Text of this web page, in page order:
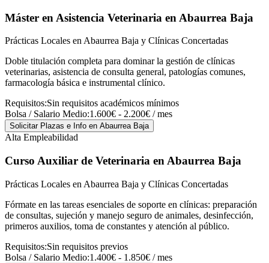
Máster en Asistencia Veterinaria en Abaurrea Baja
Prácticas Locales en Abaurrea Baja y Clínicas Concertadas
Doble titulación completa para dominar la gestión de clínicas
veterinarias, asistencia de consulta general, patologías comunes,
farmacología básica e instrumental clínico.
Requisitos:Sin requisitos académicos mínimos
Bolsa / Salario Medio:1.600€ - 2.200€ / mes
Solicitar Plazas e Info en Abaurrea Baja
Alta Empleabilidad
Curso Auxiliar de Veterinaria en Abaurrea Baja
Prácticas Locales en Abaurrea Baja y Clínicas Concertadas
Fórmate en las tareas esenciales de soporte en clínicas: preparación
de consultas, sujeción y manejo seguro de animales, desinfección,
primeros auxilios, toma de constantes y atención al público.
Requisitos:Sin requisitos previos
Bolsa / Salario Medio:1.400€ - 1.850€ / mes